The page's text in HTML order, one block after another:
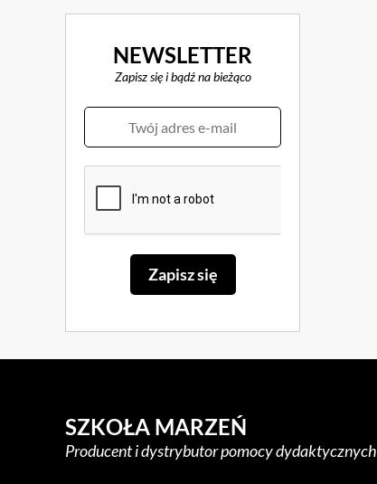
NEWSLETTER
Zapisz się i bądź na bieżąco
SZKOŁA MARZEŃ
Producent i dystrybutor pomocy dydaktycznych